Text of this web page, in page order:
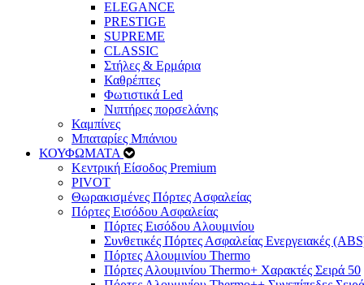
ELEGANCE
PRESTIGE
SUPREME
CLASSIC
Στήλες & Ερμάρια
Καθρέπτες
Φωτιστικά Led
Νιπτήρες πορσελάνης
Καμπίνες
Μπαταρίες Μπάνιου
ΚΟΥΦΩΜΑΤΑ
Κεντρική Είσοδος Premium
PIVOT
Θωρακισμένες Πόρτες Ασφαλείας
Πόρτες Εισόδου Ασφαλείας
Πόρτες Eισόδου Αλουμινίου
Συνθετικές Πόρτες Ασφαλείας Ενεργειακές
Πόρτες Αλουμινίου Thermo
Πόρτες Αλουμινίου Thermo+ Χαρακτές Σειρά 50